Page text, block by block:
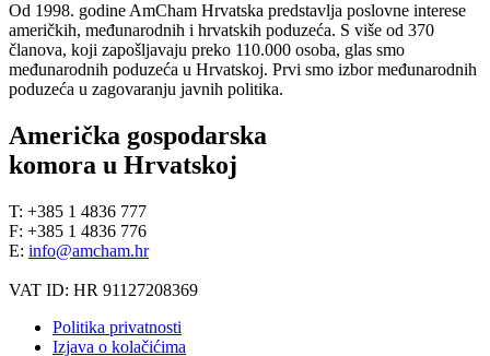
Od 1998. godine AmCham Hrvatska predstavlja poslovne interese
američkih, međunarodnih i hrvatskih poduzeća. S više od 370
članova, koji zapošljavaju preko 110.000 osoba, glas smo
međunarodnih poduzeća u Hrvatskoj. Prvi smo izbor međunarodnih
poduzeća u zagovaranju javnih politika.
Američka gospodarska
komora u Hrvatskoj
T: +385 1 4836 777
F: +385 1 4836 776
E: info@amcham.hr
VAT ID: HR 91127208369
Politika privatnosti
Izjava o kolačićima